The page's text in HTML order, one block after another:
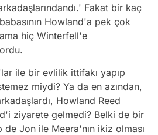
Fakat bir kaç
Howland'a pek çok
hiç Winterfell'e
ile bir evlilik ittifakı yapıp
miydi? Ya da en azından,
Howland Reed
ziyarete gelmedi? Belki de bir
de Jon ile Meera'nın ikiz olması